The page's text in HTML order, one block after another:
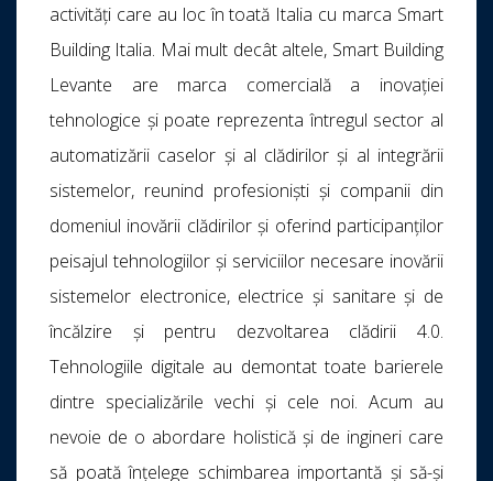
activități care au loc în toată Italia cu marca Smart
Building Italia. Mai mult decât altele, Smart Building
Levante are marca comercială a inovației
tehnologice și poate reprezenta întregul sector al
automatizării caselor și al clădirilor și al integrării
sistemelor, reunind profesioniști și companii din
domeniul inovării clădirilor și oferind participanților
peisajul tehnologiilor și serviciilor necesare inovării
sistemelor electronice, electrice și sanitare și de
încălzire și pentru dezvoltarea clădirii 4.0.
Tehnologiile digitale au demontat toate barierele
dintre specializările vechi și cele noi. Acum au
nevoie de o abordare holistică și de ingineri care
să poată înțelege schimbarea importantă și să-și